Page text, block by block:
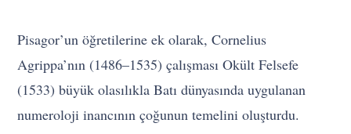
Pisagor’un öğretilerine ek olarak, Cornelius
Agrippa’nın (1486–1535) çalışması Okült Felsefe
(1533) büyük olasılıkla Batı dünyasında uygulanan
numeroloji inancının çoğunun temelini oluşturdu.